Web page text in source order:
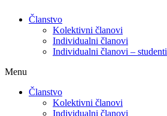
Članstvo
Kolektivni članovi
Individualni članovi
Individualni članovi – studenti
Menu
Članstvo
Kolektivni članovi
Individualni članovi